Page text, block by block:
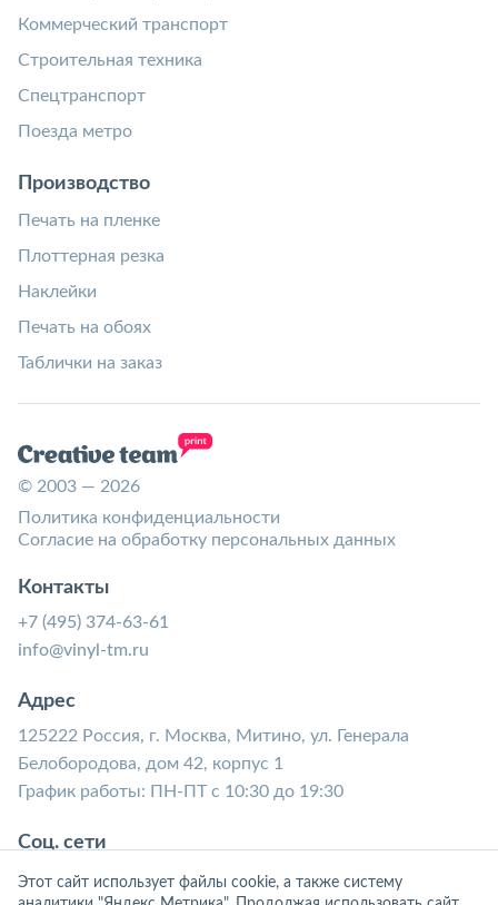
Коммерческий транспорт
Строительная техника
Спецтранспорт
Поезда метро
Производство
Печать на пленке
Плоттерная резка
Наклейки
Печать на обоях
Таблички на заказ
© 2003 — 2026
Политика конфиденциальности
Согласие на обработку персональных данных
Контакты
+7 (495) 374-63-61
info@vinyl-tm.ru
Адрес
125222 Россия, г. Москва, Митино, ул. Генерала
Белобородова, дом 42, корпус 1
График работы: ПН-ПТ с 10:30 до 19:30
Соц. сети
Этот сайт использует файлы cookie, а также систему